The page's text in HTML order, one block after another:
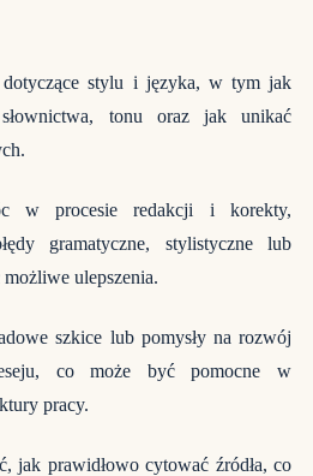
stylu i języka, w tym jak
tonu oraz jak unikać
w procesie redakcji i korekty,
gramatyczne, stylistyczne lub
ulepszenia.
szkice lub pomysły na rozwój
eseju, co może być pomocne w
pracy.
jak prawidłowo cytować źródła, co